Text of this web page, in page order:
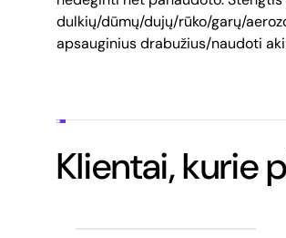
dulkių/dūmų/dujų/rūko/garų/
apsauginius drabužius/naudoti
Klientai, kurie